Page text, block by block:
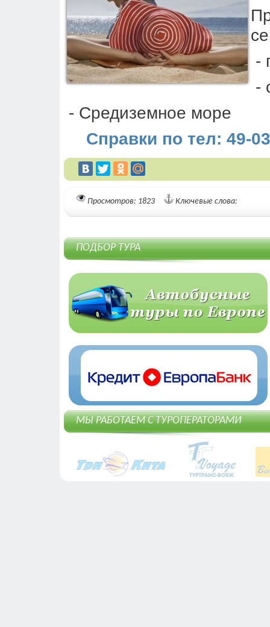
-
-
- Средиземное море
Справки по тел: 49-
Просмотров: 1823 Ключевые слова:
ПОДБОР ТУРА
МЫ РАБОТАЕМ С ТУРОПЕРАТОРАМИ